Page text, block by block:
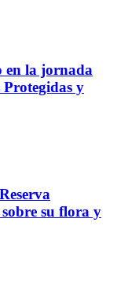
en la jornada
y
su flora y